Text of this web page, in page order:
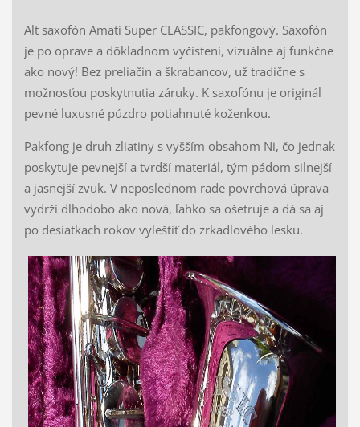
Alt saxofón Amati Super CLASSIC, pakfongový. Saxofón
je po oprave a dôkladnom vyčistení, vizuálne aj funkčne
ako nový! Bez preliačin a škrabancov, už tradične s
možnosťou poskytnutia záruky. K saxofónu je originál
pevné luxusné púzdro potiahnuté koženkou.
Pakfong je druh zliatiny s vyšším obsahom Ni, čo jednak
poskytuje pevnejší a tvrdší materiál, tým pádom silnejší
a jasnejší zvuk. V neposlednom rade povrchová úprava
vydrží dlhodobo ako nová, ľahko sa ošetruje a dá sa aj
po desiatkach rokov vyleštiť do zrkadlového lesku.